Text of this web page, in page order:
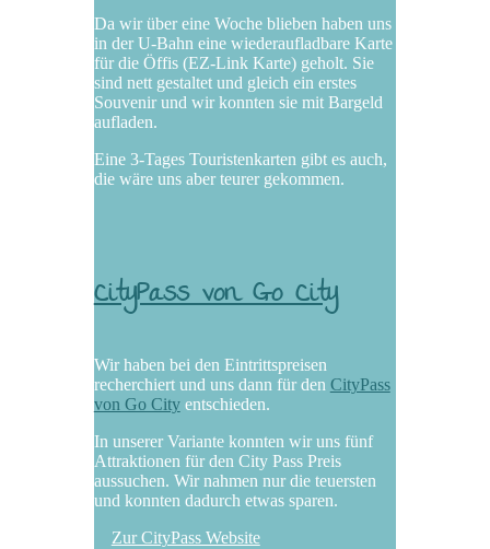
Da wir über eine Woche blieben haben uns
in der U-Bahn eine wiederaufladbare Karte
für die Ӧffis (EZ-Link Karte) geholt. Sie
sind nett gestaltet und gleich ein erstes
Souvenir und wir konnten sie mit Bargeld
aufladen.
Eine 3-Tages Touristenkarten gibt es auch,
die wäre uns aber teurer gekommen.
CityPass von Go City
Wir haben bei den Eintrittspreisen
recherchiert und uns dann für den CityPass
von Go Cityentschieden.
In unserer Variante konnten wir uns fünf
Attraktionen für den City Pass Preis
aussuchen. Wir nahmen nur die teuersten
und konnten dadurch etwas sparen.
Zur CityPass Website